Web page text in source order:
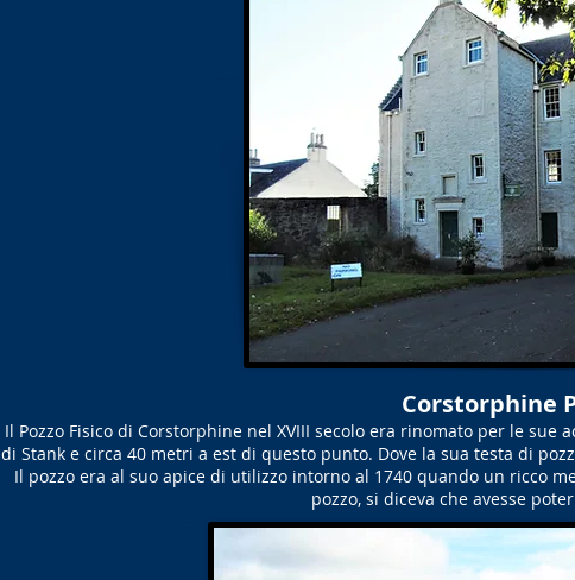
Corstorphine
Il Pozzo Fisico di Corstorphine nel XVIII secolo era rinomato per le
di Stank e circa 40 metri a est di questo punto. Dove la sua testa di
Il pozzo era al suo apice di utilizzo intorno al 1740 quando un ricco
pozzo, si diceva che avesse